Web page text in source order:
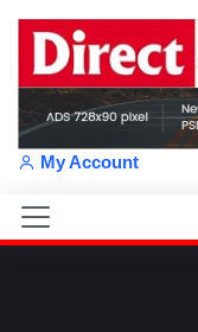
My Account